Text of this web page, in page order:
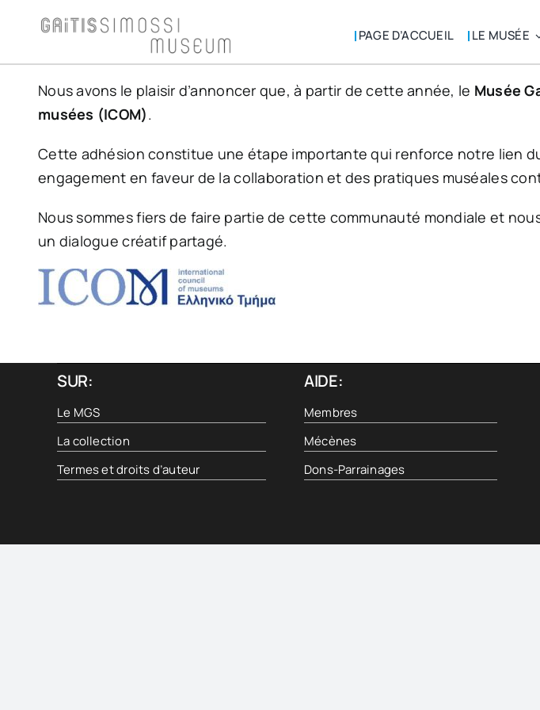
content
PAGE D’ACCUEIL LE MUSÉE
Nous avons le plaisir d’annoncer que, à partir de cette année, le Musée
musées (ICOM).
Cette adhésion constitue une étape importante qui renforce notre lien
engagement en faveur de la collaboration et des pratiques muséales
Nous sommes fiers de faire partie de cette communauté mondiale et
un dialogue créatif partagé.
SUR:
Le MGS
La collection
Termes et droits d’auteur
AIDE:
Membres
Mécènes
Dons-Parrainages